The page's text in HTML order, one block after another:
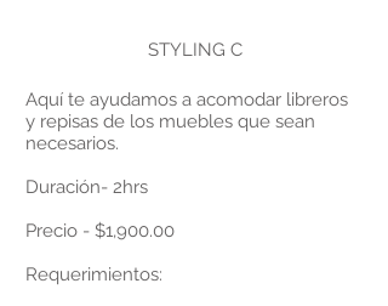
STYLING C
Aquí te ayudamos a acomodar libreros
y repisas de los muebles que sean
necesarios.
Duración- 2hrs
Precio - $1,900.00
Requerimientos: